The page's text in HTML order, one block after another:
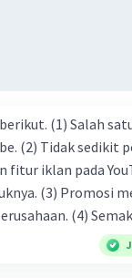
penyedia
(2) Tidak sedikit
fitur iklan pada
jalan masuk
dikenalnya
semakin